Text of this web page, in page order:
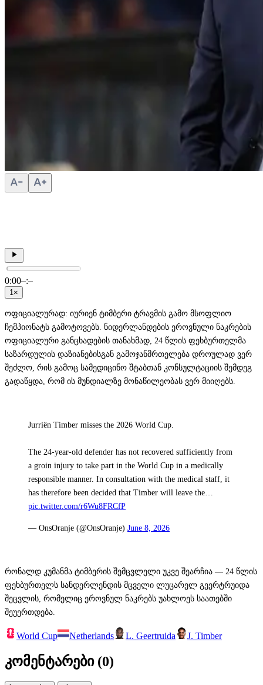
0:00–:–
1×
ოფიციალურად: იურიენ ტიმბერი ტრავმის გამო მსოფლიო
ჩემპიონატს გამოტოვებს. ნიდერლანდების ეროვნული ნაკრების
ოფიციალური განცხადების თანახმად, 24 წლის ფეხბურთელმა
საზარდულის დაზიანებისგან გამოჯანმრთელება დროულად ვერ
შეძლო, რის გამოც სამედიცინო შტაბთან კონსულტაციის შემდეგ
გადაწყდა, რომ ის მუნდიალზე მონაწილეობას ვერ მიიღებს.
Jurriën Timber misses the 2026 World Cup.
The 24-year-old defender has not recovered sufficiently from
a groin injury to take part in the World Cup in a medically
responsible manner. In consultation with the medical staff, it
has therefore been decided that Timber will leave the…
pic.twitter.com/r6Wu8FRCfP
— OnsOranje (@OnsOranje) June 8, 2026
რონალდ კუმანმა ტიმბერის შემცვლელი უკვე შეარჩია — 24 წლის
ფეხბურთელს სანდერლენდის მცველი ლუცარელ გეერტრუიდა
შეცვლის, რომელიც ეროვნულ ნაკრებს უახლოეს საათებში
შეუერთდება.
World Cup Netherlands L. Geertruida J. Timber
კომენტარები (0)